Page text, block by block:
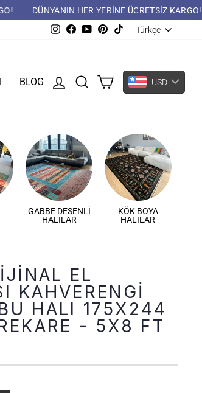
KARGO!
DÜNYANIN HER YERİNE
Instagram
FacebookYouTubePinterest
TikTok
DIL
Türkçe
BLOG GIRIŞ YAP
ARAMA USD
GABBE DESENLI
HALILAR
KÖK BOYA
HALILAR
EL
KAHVERENGI
HALI 175X244
- 5X8 FT